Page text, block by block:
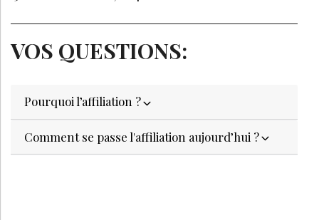
VOS QUESTIONS:
Pourquoi l’affiliation ?
Comment se passe l'affiliation aujourd’hui ?